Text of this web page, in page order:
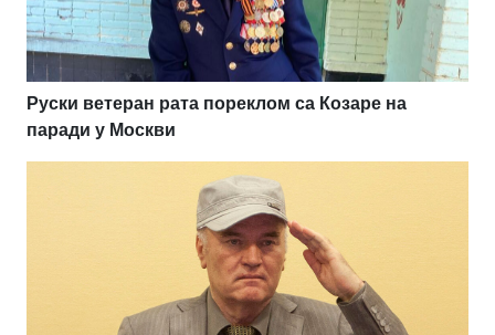
Руски ветеран рата пореклом са Козаре на
паради у Москви